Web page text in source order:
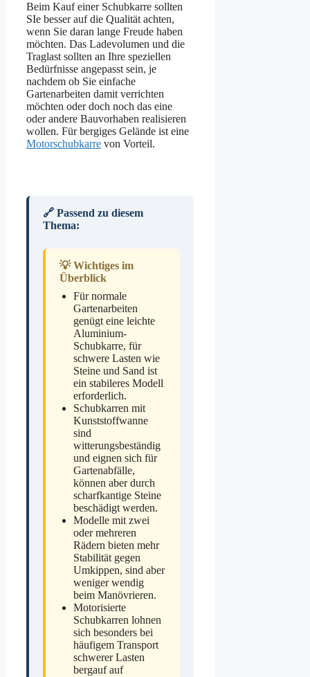
Beim Kauf einer Schubkarre sollten
SIe besser auf die Qualität achten,
wenn Sie daran lange Freude haben
möchten. Das Ladevolumen und die
Traglast sollten an Ihre speziellen
Bedürfnisse angepasst sein, je
nachdem ob Sie einfache
Gartenarbeiten damit verrichten
möchten oder doch noch das eine
oder andere Bauvorhaben realisieren
wollen. Für bergiges Gelände ist eine
Motorschubkarre von Vorteil.
🔗 Passend zu diesem
Thema:
💡 Wichtiges im
Überblick
Für normale
Gartenarbeiten
genügt eine leichte
Aluminium-
Schubkarre, für
schwere Lasten wie
Steine und Sand ist
ein stabileres Modell
erforderlich.
Schubkarren mit
Kunststoffwanne
sind
witterungsbeständig
und eignen sich für
Gartenabfälle,
können aber durch
scharfkantige Steine
beschädigt werden.
Modelle mit zwei
oder mehreren
Rädern bieten mehr
Stabilität gegen
Umkippen, sind aber
weniger wendig
beim Manövrieren.
Motorisierte
Schubkarren lohnen
sich besonders bei
häufigem Transport
schwerer Lasten
bergauf auf